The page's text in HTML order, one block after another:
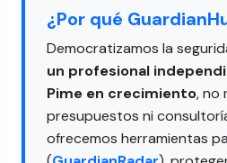
¿Por qué
Democratizamos la
un profesional
Pime en crecimiento, no
presupuestos ni
ofrecemos herramientas